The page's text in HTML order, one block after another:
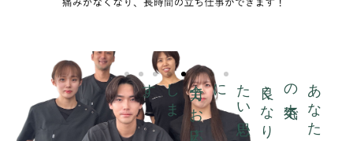
あ
な
た
の
本
気
で
良
く
な
り
た
い
思
い
に
全
力
で
お
応
え
し
ま
す
。